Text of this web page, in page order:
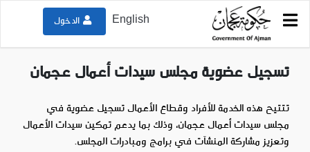
English الدخول دليل الخدمات غرفة عجمان تسجيل عضوية مجلس سيدات أعمال عجمان
تسجيل عضوية مجلس سيدات أعمال عجمان
تتتيح هذه الخدمة للأفراد وقطاع الأعمال تسجيل عضوية في
مجلس سيدات أعمال عجمان، وذلك بما يدعم تمكين سيدات الأعمال
وتعزيز مشاركة المنشآت في برامج ومبادرات المجلس.